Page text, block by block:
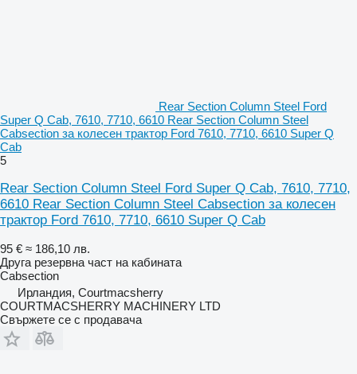
Rear Section Column Steel Ford
Super Q Cab, 7610, 7710, 6610 Rear Section Column Steel
Cabsection за колесен трактор Ford 7610, 7710, 6610 Super Q
Cab
5
Rear Section Column Steel Ford Super Q Cab, 7610, 7710,
6610 Rear Section Column Steel Cabsection за колесен
трактор Ford 7610, 7710, 6610 Super Q Cab
95 € ≈ 186,10 лв.
Друга резервна част на кабината
Cabsection
Ирландия, Courtmacsherry
COURTMACSHERRY MACHINERY LTD
Свържете се с продавача